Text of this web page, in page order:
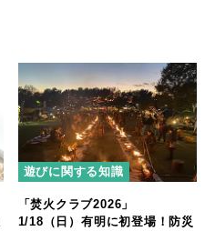
遊びに関する知識
「焚火クラブ2026」
1/18（日）有明に初登場！防災